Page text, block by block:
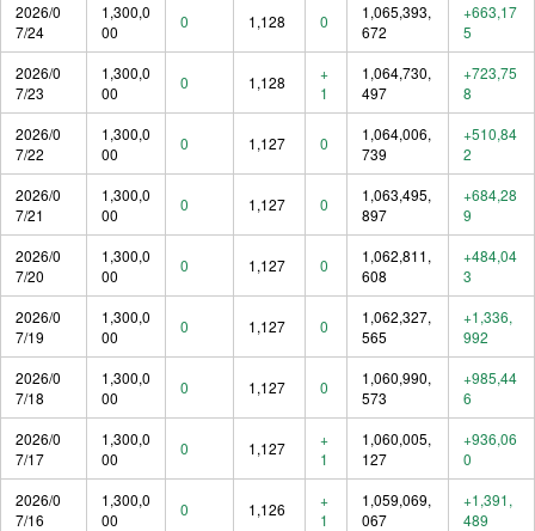
2026/0
7/24
1,300,0
00
0 1,128 0
1,065,393,
672
+663,17
5
2026/0
7/23
1,300,0
00
0 1,128
+
1
1,064,730,
497
+723,75
8
2026/0
7/22
1,300,0
00
0 1,127 0
1,064,006,
739
+510,84
2
2026/0
7/21
1,300,0
00
0 1,127 0
1,063,495,
897
+684,28
9
2026/0
7/20
1,300,0
00
0 1,127 0
1,062,811,
608
+484,04
3
2026/0
7/19
1,300,0
00
0 1,127 0
1,062,327,
565
+1,336,
992
2026/0
7/18
1,300,0
00
0 1,127 0
1,060,990,
573
+985,44
6
2026/0
7/17
1,300,0
00
0 1,127
+
1
1,060,005,
127
+936,06
0
2026/0
7/16
1,300,0
00
0 1,126
+
1
1,059,069,
067
+1,391,
489